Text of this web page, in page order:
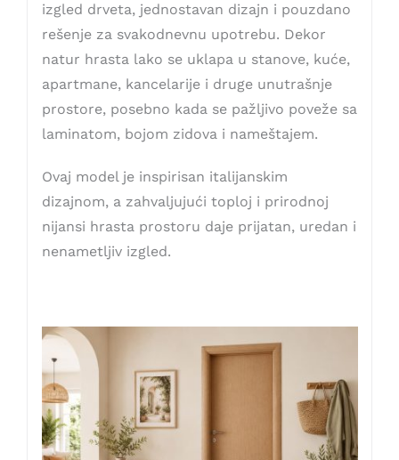
izgled drveta, jednostavan dizajn i pouzdano
rešenje za svakodnevnu upotrebu. Dekor
natur hrasta lako se uklapa u stanove, kuće,
apartmane, kancelarije i druge unutrašnje
prostore, posebno kada se pažljivo poveže sa
laminatom, bojom zidova i nameštajem.
Ovaj model je inspirisan italijanskim
dizajnom, a zahvaljujući toploj i prirodnoj
nijansi hrasta prostoru daje prijatan, uredan i
nenametljiv izgled.